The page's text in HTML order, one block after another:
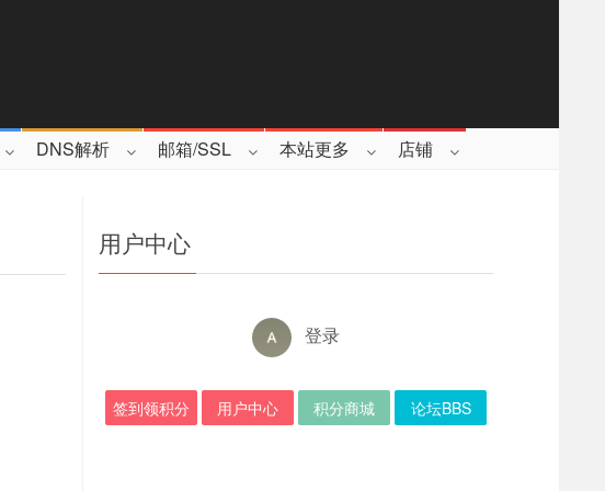
DNS解析 邮箱/SSL 本站更多 店铺
用户中心
登录
签到领积分 用户中心 积分商城 论坛BBS